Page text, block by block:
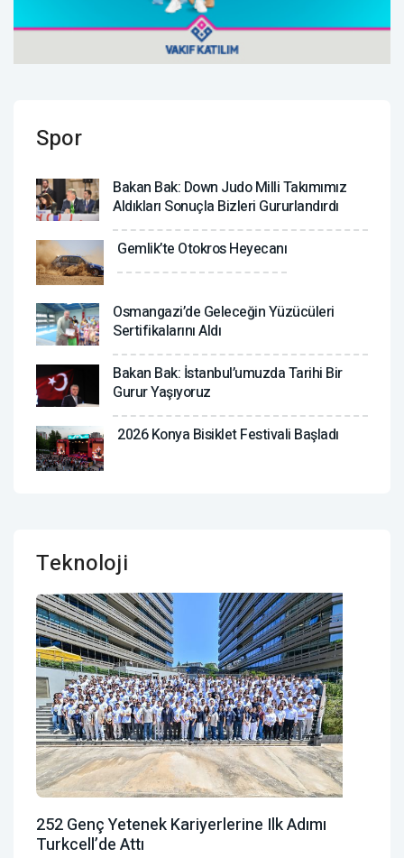
Spor
Bakan Bak: Down Judo Milli Takımımız
Aldıkları Sonuçla Bizleri Gururlandırdı
Gemlik’te Otokros Heyecanı
Osmangazi’de Geleceğin Yüzücüleri
Sertifikalarını Aldı
Bakan Bak: İstanbul’umuzda Tarihi Bir
Gurur Yaşıyoruz
2026 Konya Bisiklet Festivali Başladı
Teknoloji
252 Genç Yetenek Kariyerlerine Ilk Adımı
Turkcell’de Attı